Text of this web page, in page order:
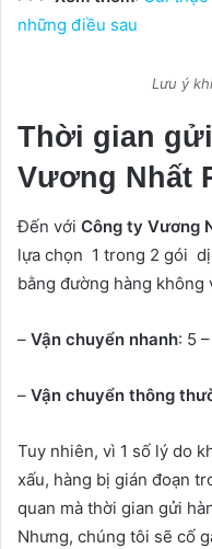
những điều sau
Lưu ý
Thời gian
Vương Nhất
Đến với Công ty Vương
lựa chọn 1 trong 2 gói
bằng đường hàng
– Vận chuyển nhanh: 5
– Vận chuyển thông
Tuy nhiên, vì 1 số lý do
xấu, hàng bị gián đoạn
quan mà thời gian gửi
Nhưng, chúng tôi sẽ cố